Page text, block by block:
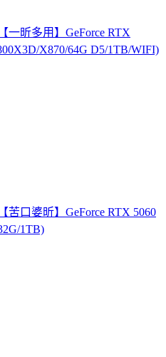
昕多用】GeForce RTX
X870/64G D5/1TB/WIFI)
口婆昕】GeForce RTX 5060
1TB)